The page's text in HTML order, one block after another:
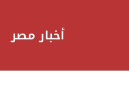
أخبار مصر